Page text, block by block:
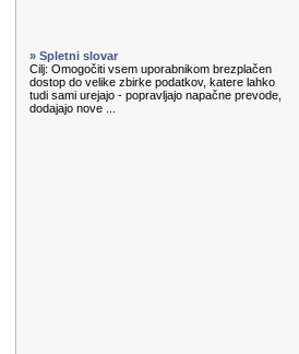
» Spletni slovar
Cilj: Omogočiti vsem uporabnikom brezplačen
dostop do velike zbirke podatkov, katere lahko
tudi sami urejajo - popravljajo napačne prevode,
dodajajo nove ...